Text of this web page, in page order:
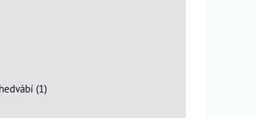
(1)